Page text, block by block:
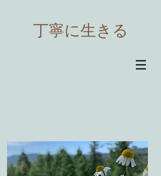
​丁寧に生きる